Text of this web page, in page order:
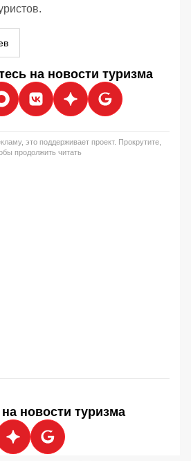
на новости туризма
это поддерживает проект. Прокрутите,
продолжить читать
новости туризма